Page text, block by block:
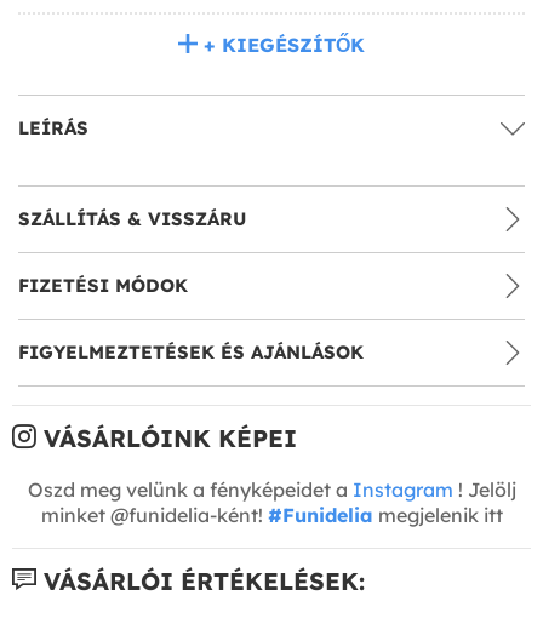
+ KIEGÉSZÍTŐK
LEÍRÁS
SZÁLLÍTÁS & VISSZÁRU
FIZETÉSI MÓDOK
FIGYELMEZTETÉSEK ÉS AJÁNLÁSOK
VÁSÁRLÓINK KÉPEI
Oszd meg velünk a fényképeidet a Instagram ! Jelölj
minket @funidelia-ként! #Funidelia megjelenik itt
VÁSÁRLÓI ÉRTÉKELÉSEK: